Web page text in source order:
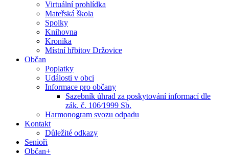
Virtuální prohlídka
Mateřská škola
Spolky
Knihovna
Kronika
Místní hřbitov Držovice
Občan
Poplatky
Události v obci
Informace pro občany
Sazebník úhrad za poskytování informací dle
zák. č. 106⁄1999 Sb.
Harmonogram svozu odpadu
Kontakt
Důležité odkazy
Senioři
Občan+